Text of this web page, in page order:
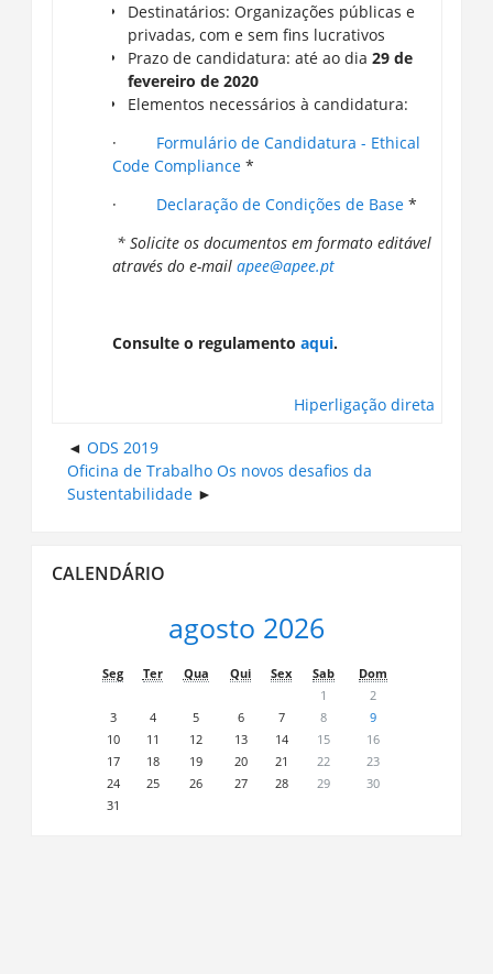
Destinatários: Organizações públicas e
privadas, com e sem fins lucrativos
Prazo de candidatura: até ao dia 29 de
fevereiro de 2020
Elementos necessários à candidatura:
· Formulário de Candidatura - Ethical
Code Compliance*
· Declaração de Condições de Base*
* Solicite os documentos em formato editável
através do e-mail apee@apee.pt
Consulte o regulamento aqui.
Hiperligação direta
ODS 2019
Oficina de Trabalho Os novos desafios da
Sustentabilidade
Calendário
CALENDÁRIO
agosto 2026
Seg Ter Qua Qui Sex Sab
Dom
1
2
3
4 5 6 7 8
9
10
11 12 13 14 15
16
17
18 19 20 21 22
23
24
25 26 27 28 29
30
31